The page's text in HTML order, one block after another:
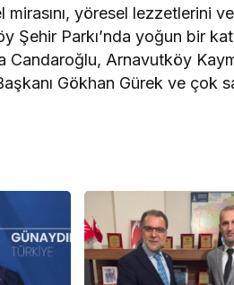
yöresel lezzetlerini
Şehir Parkı’nda yoğun bir
Arnavutköy
Gökhan Gürek ve çok